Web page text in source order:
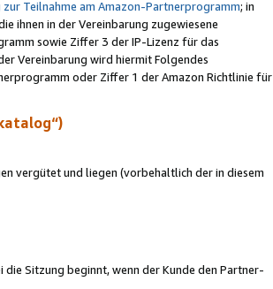
zur Teilnahme am Amazon-Partnerprogramm; in
ihnen in der Vereinbarung zugewiesene
sowie Ziffer 3 der IP-Lizenz für das
Vereinbarung wird hiermit Folgendes
oder Ziffer 1 der Amazon Richtlinie für
vergütet und liegen (vorbehaltlich der in diesem
Sitzung beginnt, wenn der Kunde den Partner-